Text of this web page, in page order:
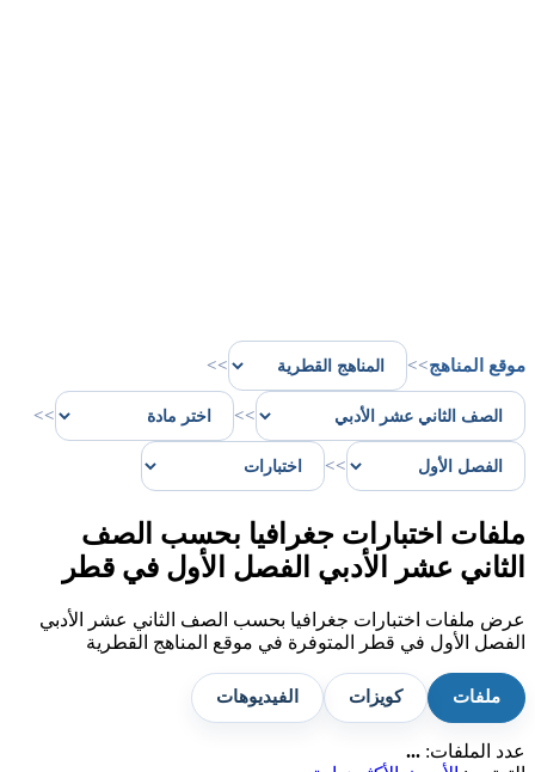
موقع المناهج>>
>>
>>
>>
>>
ملفات اختبارات جغرافيا بحسب الصف
الثاني عشر الأدبي الفصل الأول في قطر
عرض ملفات اختبارات جغرافيا بحسب الصف الثاني عشر الأدبي
الفصل الأول في قطر المتوفرة في موقع المناهج القطرية
ملفات كويزات الفيديوهات
عدد الملفات: ...